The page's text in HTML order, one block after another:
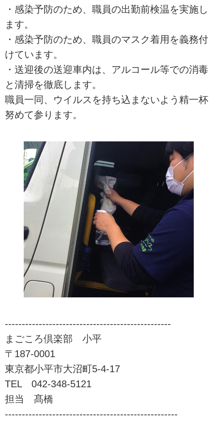
・感染予防のため、職員の出勤前検温を実施し
ます。
・感染予防のため、職員のマスク着用を義務付
けています。
・送迎後の送迎車内は、アルコール等での消毒
と清掃を徹底します。
職員一同、ウイルスを持ち込まないよう精一杯
努めて参ります。
-------------------------------------------------
まごころ倶楽部 小平
〒187-0001
東京都小平市大沼町5-4-17
TEL 042-348-5121
担当 髙橋
---------------------------------------------------